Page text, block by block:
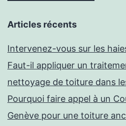
Articles récents
Intervenez-vous sur les
Faut-il appliquer un
nettoyage de toiture dans
Pourquoi faire appel à un
Genève pour une toiture